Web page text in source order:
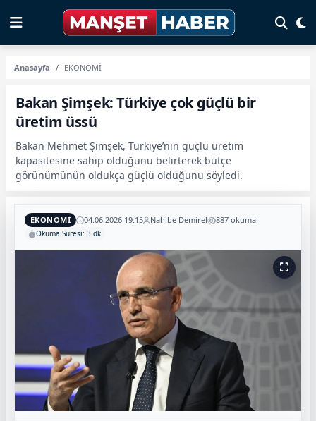
Anasayfa EKONOMİ
Bakan Şimşek: Türkiye çok güçlü bir
üretim üssü
Bakan Mehmet Şimşek, Türkiye’nin güçlü üretim
kapasitesine sahip olduğunu belirterek bütçe
görünümünün oldukça güçlü olduğunu söyledi.
EKONOMİ 04.06.2026 19:15 Nahibe Demirel 887 okuma
Okuma Süresi: 3 dk